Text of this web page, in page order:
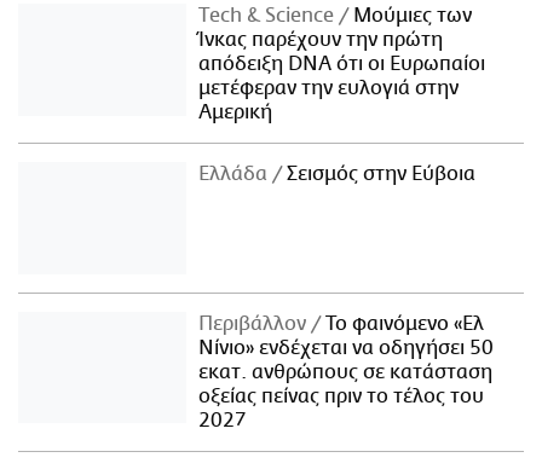
Τech & Science
Μούμιες των
Ίνκας παρέχουν την πρώτη
απόδειξη DNA ότι οι Ευρωπαίοι
μετέφεραν την ευλογιά στην
Αμερική
Ελλάδα Σεισμός στην Εύβοια
Περιβάλλον
Το φαινόμενο «Ελ
Νίνιο» ενδέχεται να οδηγήσει 50
εκατ. ανθρώπους σε κατάσταση
οξείας πείνας πριν το τέλος του
2027